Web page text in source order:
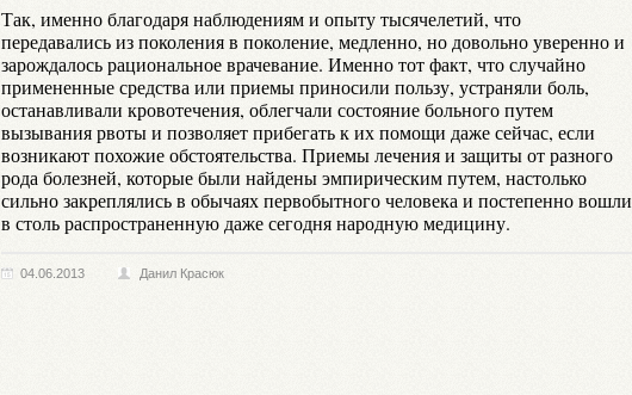
Так, именно благодаря наблюдениям и опыту тысячелетий, что
передавались из поколения в поколение, медленно, но довольно уверенно и
зарождалось рациональное врачевание. Именно тот факт, что случайно
примененные средства или приемы приносили пользу, устраняли боль,
останавливали кровотечения, облегчали состояние больного путем
вызывания рвоты и позволяет прибегать к их помощи даже сейчас, если
возникают похожие обстоятельства. Приемы лечения и защиты от разного
рода болезней, которые были найдены эмпирическим путем, настолько
сильно закреплялись в обычаях первобытного человека и постепенно вошли
в столь распространенную даже сегодня народную медицину.
04.06.2013 Данил Красюк